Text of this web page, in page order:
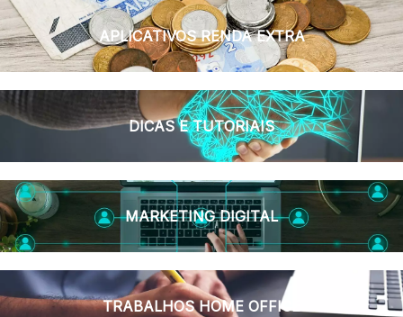
APLICATIVOS RENDA EXTRA
DICAS E TUTORIAIS
MARKETING DIGITAL
TRABALHOS HOME OFFICE